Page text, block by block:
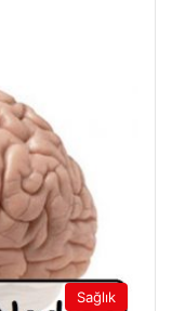
Sağlık